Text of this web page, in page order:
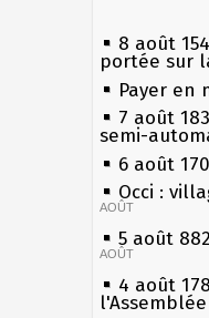
8 août
portée sur
Payer en
7 août
semi-
6 août
Occi :
AOÛT
5 août
AOÛT
4 août